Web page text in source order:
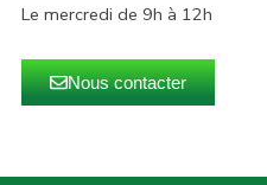
Le mercredi de 9h à 12h
Nous contacter